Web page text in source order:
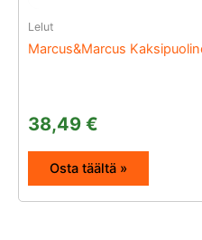
Lelut
Marcus&Marcus
38,49 €
Osta täältä »